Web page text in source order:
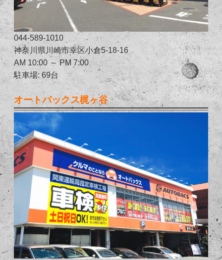
044-589-1010
神奈川県川崎市幸区小倉5-18-16
AM 10:00 ～ PM 7:00
駐車場: 69台
オートバックス梶ヶ谷